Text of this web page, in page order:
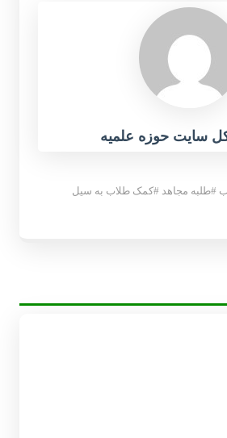
سایت حوزه علمیه
#طلبه مجاهد #کمک طلاب به سیل